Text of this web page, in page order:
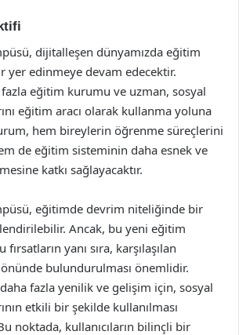
dijitalleşen dünyamızda eğitim
yer edinmeye devam edecektir.
eğitim kurumu ve uzman, sosyal
eğitim aracı olarak kullanma yoluna
hem bireylerin öğrenme süreçlerini
de eğitim sisteminin daha esnek ve
katkı sağlayacaktır.
eğitimde devrim niteliğinde bir
Ancak, bu yeni eğitim
yanı sıra, karşılaşılan
bulundurulması önemlidir.
fazla yenilik ve gelişim için, sosyal
etkili bir şekilde kullanılması
noktada, kullanıcıların bilinçli bir